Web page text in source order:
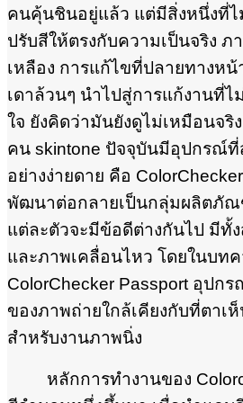
คนคุ้นชินอยู่แล้ว แต่มีสิ่งหนึ่งที่ไ
ปรับสีให้ตรงกับความเป็นจริง ภ
เหลือง การแก้ไขที่ปลายทางห
เดาล้วนๆ นำไปสู่การแก้งานที่
ใจ ยังคิดว่ามันยังดูไม่เหมือนจริ
คน skintone ปัจจุบันมีอุปกรณ์
อย่างง่ายดาย คือ
พัฒนาต่อกลายเป็นกลุ่มผลิตภัณ
แต่ละตัวจะมีข้อดีต่างกันไป มีทั้
และภาพเคลื่อนไหว โดยในบท
ColorChecker Passport อุปก
ของภาพถ่ายใกล้เคียงกับที่ตาเ
สำหรับงานภาพนิ่ง
หลักการทำงานของ